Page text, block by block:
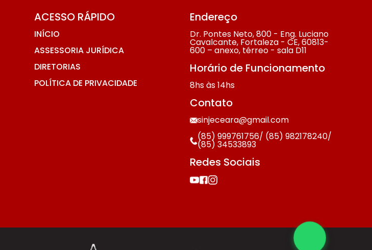
ACESSO RÁPIDO
INÍCIO
ASSESSORIA JURÍDICA
DIRETORIAS
POLÍTICA DE PRIVACIDADE
Endereço
Dr. Pontes Neto, 800 - Eng. Luciano
Cavalcante, Fortaleza - CE, 60813-
600 – anexo, térreo - sala D11
Horário de Funcionamento
8hs às 14hs
Contato
sinjeceara@gmail.com
(85) 999761756/ (85) 982178240/
(85) 34533893
Redes Sociais